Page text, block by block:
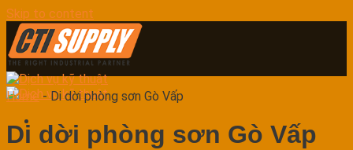
Skip to content
Home-Di dời phòng sơn Gò Vấp
Di dời phòng sơn Gò Vấp